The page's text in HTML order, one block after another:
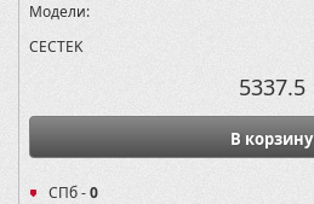
Модели:
CECTEK
5337.5
В корзину
СПб -0